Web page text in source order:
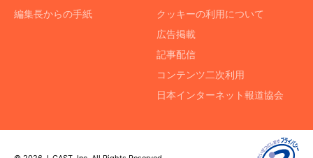
編集長からの手紙
クッキーの利用について
広告掲載
記事配信
コンテンツ二次利用
日本インターネット報道協会